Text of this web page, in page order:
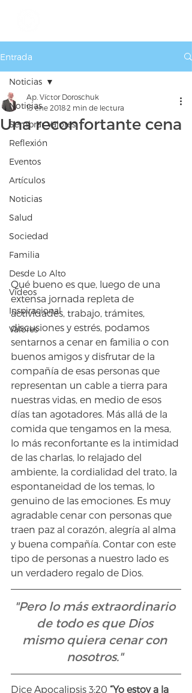
Entrada
Noticias
Sembrar Valores
Reflexión
Eventos
Artículos
Noticias
Salud
Sociedad
Familia
Desde Lo Alto
Videos
Inspiracional
Valores
Noticias
Una reconfortante cena
Ap. Víctor Doroschuk
15 ene 20182 min de lectura
Qué bueno es que, luego de una
extensa jornada repleta de
actividades, trabajo, trámites,
discusiones y estrés, podamos
sentarnos a cenar en familia o con
buenos amigos y disfrutar de la
compañía de esas personas que
representan un cable a tierra para
nuestras vidas, en medio de esos
días tan agotadores. Más allá de la
comida que tengamos en la mesa,
lo más reconfortante es la intimidad
de las charlas, lo relajado del
ambiente, la cordialidad del trato, la
espontaneidad de los temas, lo
genuino de las emociones. Es muy
agradable cenar con personas que
traen paz al corazón, alegría al alma
y buena compañía. Contar con este
tipo de personas a nuestro lado es
un verdadero regalo de Dios.
"Pero lo más extraordinario
de todo es que Dios
mismo quiera cenar con
nosotros."
Dice Apocalipsis 3:20 “Yo estoy a la